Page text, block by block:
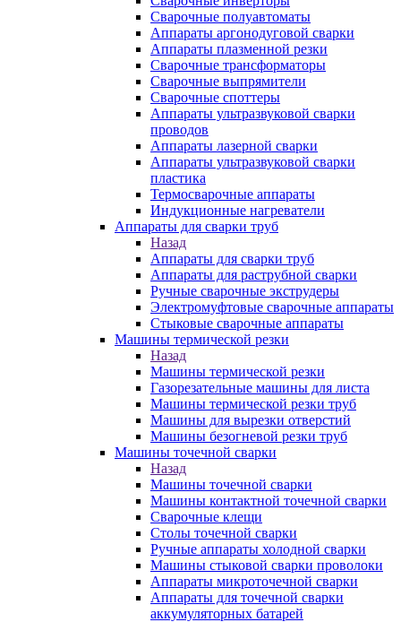
Сварочные полуавтоматы
Аппараты аргонодуговой сварки
Аппараты плазменной резки
Сварочные трансформаторы
Сварочные выпрямители
Сварочные споттеры
Аппараты ультразвуковой сварки
проводов
Аппараты лазерной сварки
Аппараты ультразвуковой сварки
пластика
Термосварочные аппараты
Индукционные нагреватели
Аппараты для сварки труб
Назад
Аппараты для сварки труб
Аппараты для раструбной сварки
Ручные сварочные экструдеры
Электромуфтовые сварочные аппараты
Стыковые сварочные аппараты
Машины термической резки
Назад
Машины термической резки
Газорезательные машины для листа
Машины термической резки труб
Машины для вырезки отверстий
Машины безогневой резки труб
Машины точечной сварки
Назад
Машины точечной сварки
Машины контактной точечной сварки
Сварочные клещи
Столы точечной сварки
Ручные аппараты холодной сварки
Машины стыковой сварки проволоки
Аппараты микроточечной сварки
Аппараты для точечной сварки
аккумуляторных батарей